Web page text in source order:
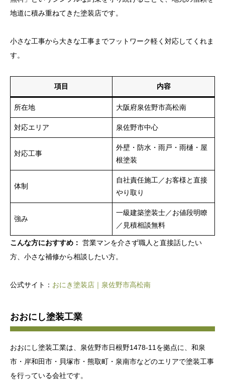
地道に積み重ねてきた塗装店です。
小さな工事から大きな工事までフットワーク軽く対応してくれま
す。
項目 内容
所在地 大阪府泉佐野市高松南
対応エリア 泉佐野市中心
対応工事
外壁・防水・雨戸・雨樋・屋
根塗装
体制
自社責任施工／お客様と直接
やり取り
強み
一級建築塗装士／お値段明瞭
／見積相談無料
こんな方におすすめ： 営業マンを介さず職人と直接話したい
方、小さな補修から相談したい方。
公式サイト： おにき塗装店｜泉佐野市高松南
おおにし塗装工業
おおにし塗装工業は、泉佐野市日根野1478-11を拠点に、和泉
市・岸和田市・貝塚市・熊取町・泉南市などのエリアで塗装工事
を行っている会社です。